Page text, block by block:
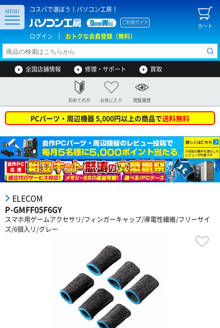
コスパで選ぼう！パソコン工房！
カート
ご利用ガイド
ログイン おトクな会員登録（無料）
MENU
全国店舗情報 修理・サポート 買取
初めての方 お気に入り 閲覧履歴
PCパーツ・周辺機器 5,000円以上の商品で送料無料
ELECOM
P-GMFF05F6GY
スマホ用ゲームアクセサリ/フィンガーキャップ/導電性繊維/フリーサイ
ズ/6個入リ/グレー